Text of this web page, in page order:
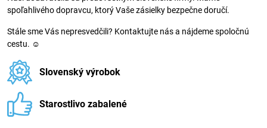
spoľahlivého dopravcu, ktorý Vaše zásielky bezpečne doručí.
Stále sme Vás nepresvedčili? Kontaktujte nás a nájdeme spoločnú
cestu. ☺
Slovenský výrobok
Starostlivo zabalené